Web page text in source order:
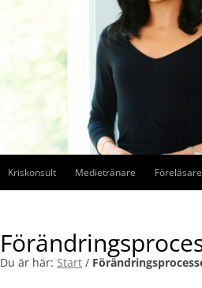
Kriskonsult Medietränare Föreläsare
Du är här: Start /